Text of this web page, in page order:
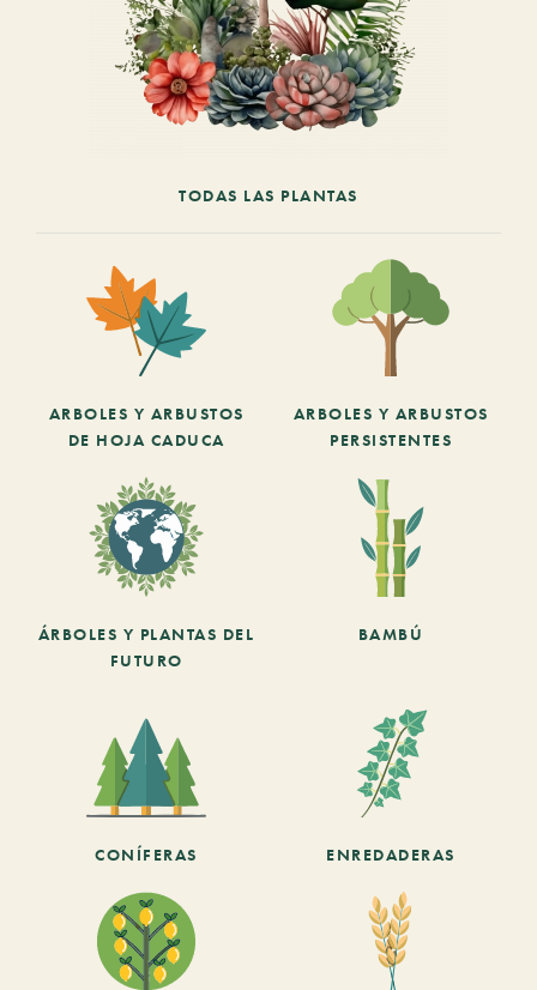
TODAS LAS PLANTAS
ARBOLES Y ARBUSTOS
DE HOJA CADUCA
ARBOLES Y ARBUSTOS
PERSISTENTES
ÁRBOLES Y PLANTAS DEL
FUTURO
BAMBÚ
CONÍFERAS ENREDADERAS